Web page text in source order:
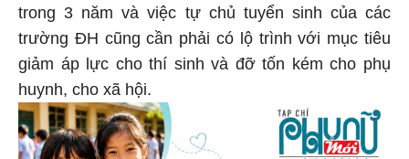
trong 3 năm và việc tự chủ tuyển sinh của các
trường ĐH cũng cần phải có lộ trình với mục tiêu
giảm áp lực cho thí sinh và đỡ tốn kém cho phụ
huynh, cho xã hội.